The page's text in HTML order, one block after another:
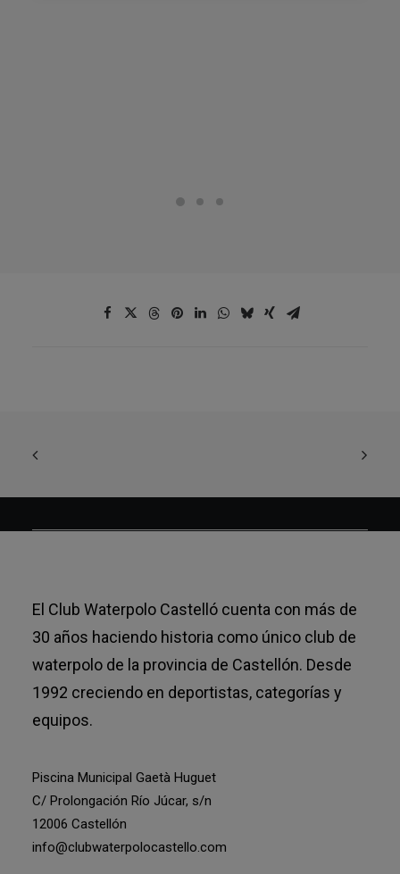
El Club Waterpolo Castelló cuenta con más de
30 años haciendo historia como único club de
waterpolo de la provincia de Castellón. Desde
1992 creciendo en deportistas, categorías y
equipos.
Piscina Municipal Gaetà Huguet
C/ Prolongación Río Júcar, s/n
12006 Castellón
info@clubwaterpolocastello.com